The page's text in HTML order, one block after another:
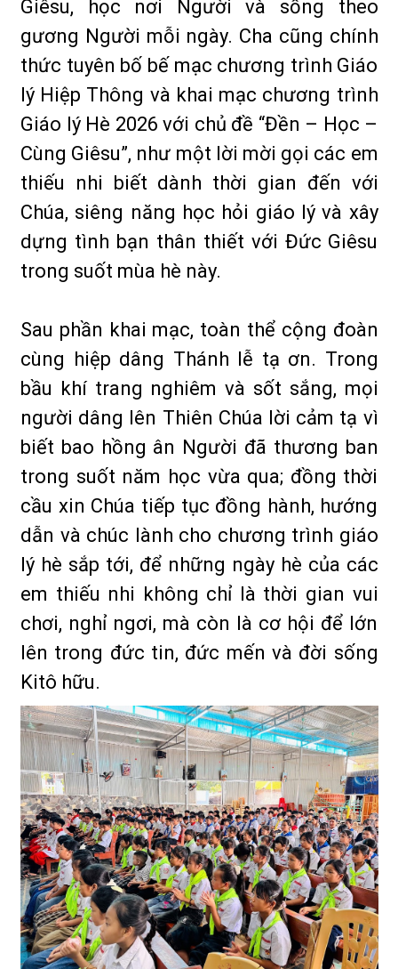
Giêsu, học nơi Người và sống theo
gương Người mỗi ngày. Cha cũng chính
thức tuyên bố bế mạc chương trình Giáo
lý Hiệp Thông và khai mạc chương trình
Giáo lý Hè 2026 với chủ đề “Đền – Học –
Cùng Giêsu”, như một lời mời gọi các em
thiếu nhi biết dành thời gian đến với
Chúa, siêng năng học hỏi giáo lý và xây
dựng tình bạn thân thiết với Đức Giêsu
trong suốt mùa hè này.
Sau phần khai mạc, toàn thể cộng đoàn
cùng hiệp dâng Thánh lễ tạ ơn. Trong
bầu khí trang nghiêm và sốt sắng, mọi
người dâng lên Thiên Chúa lời cảm tạ vì
biết bao hồng ân Người đã thương ban
trong suốt năm học vừa qua; đồng thời
cầu xin Chúa tiếp tục đồng hành, hướng
dẫn và chúc lành cho chương trình giáo
lý hè sắp tới, để những ngày hè của các
em thiếu nhi không chỉ là thời gian vui
chơi, nghỉ ngơi, mà còn là cơ hội để lớn
lên trong đức tin, đức mến và đời sống
Kitô hữu.